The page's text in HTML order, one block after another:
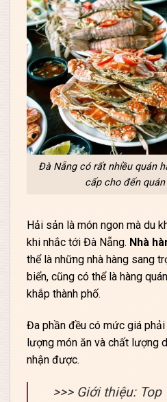
Đà Nẵng có rất nhiều quán
cấp cho đến
Hải sản là món ngon mà du
khi nhắc tới Đà Nẵng. Nhà
thể là những nhà hàng sang
biển, cũng có thể là hàng
khắp thành phố.
Đa phần đều có mức giá
lượng món ăn và chất lượng
nhận được.
>>> Giới thiệu: Top